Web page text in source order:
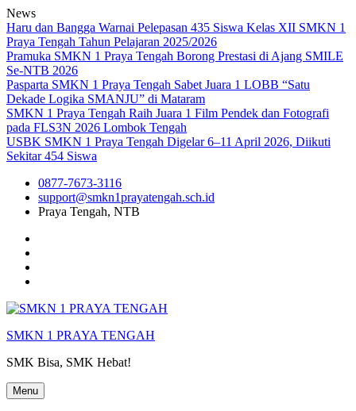
Skip
to
content
News
Haru dan Bangga Warnai Pelepasan 435 Siswa Kelas XII SMKN 1
Praya Tengah Tahun Pelajaran 2025/2026
Pramuka SMKN 1 Praya Tengah Borong Prestasi di Ajang SMILE
Se-NTB 2026
Pasparta SMKN 1 Praya Tengah Sabet Juara 1 LOBB “Satu
Dekade Logika SMANJU” di Mataram
SMKN 1 Praya Tengah Raih Juara 1 Film Pendek dan Fotografi
pada FLS3N 2026 Lombok Tengah
USBK SMKN 1 Praya Tengah Digelar 6–11 April 2026, Diikuti
Sekitar 454 Siswa
0877-7673-3116
support@smkn1prayatengah.sch.id
Praya Tengah, NTB
SMKN 1 PRAYA TENGAH
SMK Bisa, SMK Hebat!
Menu